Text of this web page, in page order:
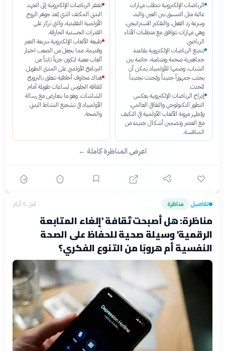
الرياضات الإلكترونية تتطلب مهارات
عالية مثل التنسيق بين العين واليد،
وسرعة رد الفعل، والتفكير الاستراتيجي،
وهي مهارات تتوافق مع متطلبات الأداء
الرياضي.
تتمتع الرياضات الإلكترونية بقاعدة
جماهيرية ضخمة ومتنامية، خاصة بين
الشباب، وضمها للأولمبياد يمكن أن
يجذب جمهوراً جديداً ويُحدث تجديداً
للحدث.
إدراج الرياضات الإلكترونية يعكس
التطور التكنولوجي والثقافي العالمي،
ويُظهر مرونة الألعاب الأولمبية في التكيف
مع العصر وتضمين أشكال جديدة من
المنافسة.
تفتقر الرياضات الإلكترونية إلى الجهد
البدني المكثف الذي يُعد جوهر الروح
الأولمبية التقليدية، والتي تركز على
القدرات الجسدية الخارقة.
طبيعة الألعاب الإلكترونية سريعة التغير
وقديمة، مما يجعل من الصعب اختيار
ألعاب معينة لتكون جزءاً ثابتاً من
البرنامج الأولمبي على المدى الطويل.
هناك مخاوف أخلاقية تتعلق بالترويج
لثقافة الجلوس لساعات طويلة أمام
الشاشات، وهو ما يتعارض مع رسالة
الأولمبياد في تشجيع النشاط البدني
والصحة.
اعرض المناظرة كاملة ←
تفاصيل› مناظرة قبل 5 أيام
مناظرة: هل أصبحت ثقافة 'إلغاء المتابعة
الرقمية' وسيلة صحية للحفاظ على الصحة
النفسية أم هروبًا من التنوع الفكري؟